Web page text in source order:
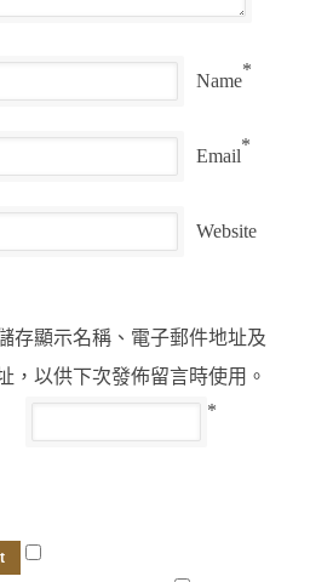
Name
*
Email
*
Website
存顯示名稱、電子郵件地址及
，以供下次發佈留言時使用。
*